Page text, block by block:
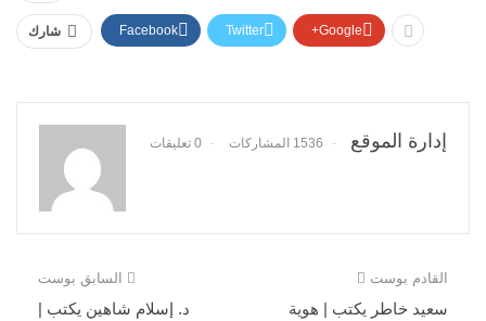
شارك Facebook Twitter Google+
إدارة الموقع 1536 المشاركات 0 تعليقات
السابق بوست
د. إسلام شاهين يكتب |
القادم بوست
سعيد خاطر يكتب | هوية